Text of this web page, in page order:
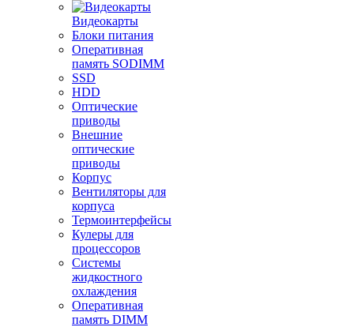
Видеокарты
Блоки питания
Оперативная
память SODIMM
SSD
HDD
Оптические
приводы
Внешние
оптические
приводы
Корпус
Вентиляторы для
корпуса
Термоинтерфейсы
Кулеры для
процессоров
Системы
жидкостного
охлаждения
Оперативная
память DIMM